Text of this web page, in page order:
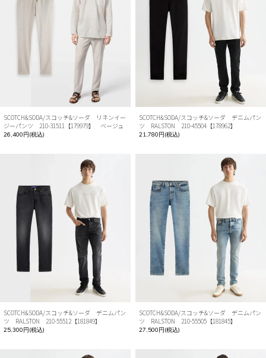
SCOTCH&SODA/スコッチ&ソーダ リネンイー
ジーパンツ 210-31511【179979】 ベージュ
26,400円(税込)
SCOTCH&SODA/スコッチ&ソーダ デニムパン
ツ RALSTON 210-45504【178962】
21,780円(税込)
SCOTCH&SODA/スコッチ&ソーダ デニムパン
ツ RALSTON 210-55512【181849】
25,300円(税込)
SCOTCH&SODA/スコッチ&ソーダ デニムパン
ツ RALSTON 210-55505【181845】
27,500円(税込)